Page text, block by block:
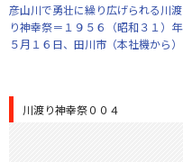
彦山川で勇壮に繰り広げられる川渡
り神幸祭＝１９５６（昭和３１）年
５月１６日、田川市（本社機から）
川渡り神幸祭００４